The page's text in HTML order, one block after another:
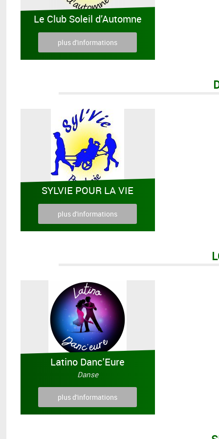
Le Club Soleil d’Automne
plus d'informations
SYLVIE POUR LA VIE
plus d'informations
Latino Danc'Eure
Danse
plus d'informations